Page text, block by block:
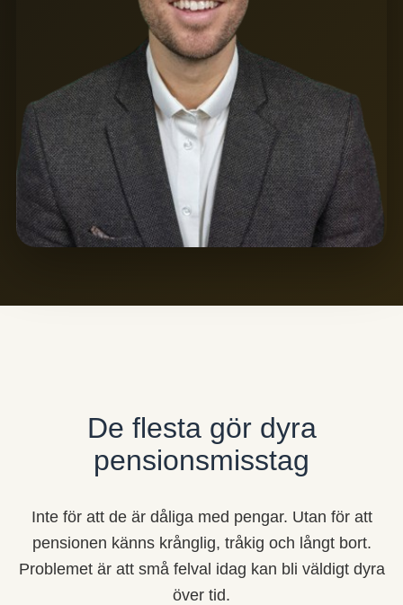
De flesta gör dyra
pensionsmisstag
Inte för att de är dåliga med pengar. Utan för att
pensionen känns krånglig, tråkig och långt bort.
Problemet är att små felval idag kan bli väldigt dyra
över tid.